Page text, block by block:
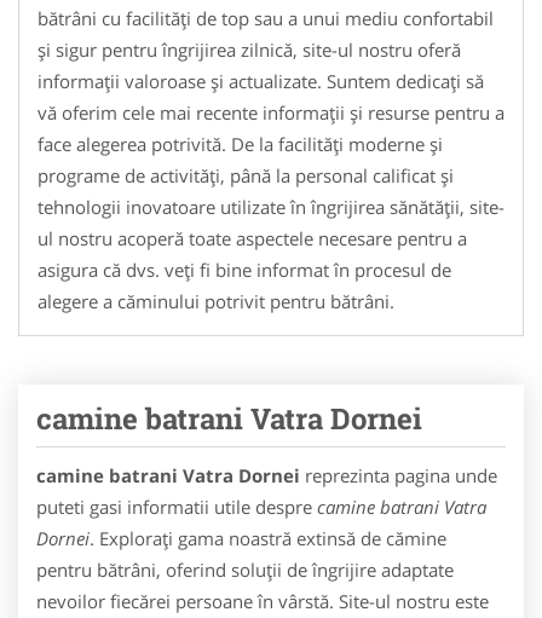
bătrâni cu facilități de top sau a unui mediu confortabil
și sigur pentru îngrijirea zilnică, site-ul nostru oferă
informații valoroase și actualizate. Suntem dedicați să
vă oferim cele mai recente informații și resurse pentru a
face alegerea potrivită. De la facilități moderne și
programe de activități, până la personal calificat și
tehnologii inovatoare utilizate în îngrijirea sănătății, site-
ul nostru acoperă toate aspectele necesare pentru a
asigura că dvs. veți fi bine informat în procesul de
alegere a căminului potrivit pentru bătrâni.
camine batrani Vatra Dornei
camine batrani Vatra Dornei reprezinta pagina unde
puteti gasi informatii utile despre camine batrani Vatra
Dornei. Explorați gama noastră extinsă de cămine
pentru bătrâni, oferind soluții de îngrijire adaptate
nevoilor fiecărei persoane în vârstă. Site-ul nostru este